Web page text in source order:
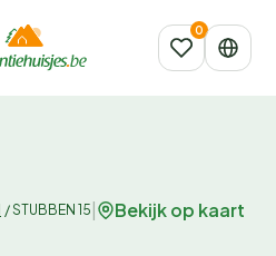
/STUBBEN 15 Bekijk op kaart